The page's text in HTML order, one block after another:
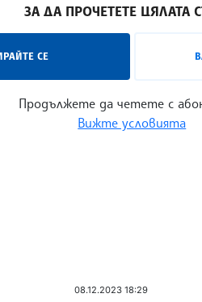
ЗА ДА ПРОЧЕТЕТЕ ЦЯЛАТА
СЕ
Продължете да четете с
Вижте условията
08.12.2023 18:29